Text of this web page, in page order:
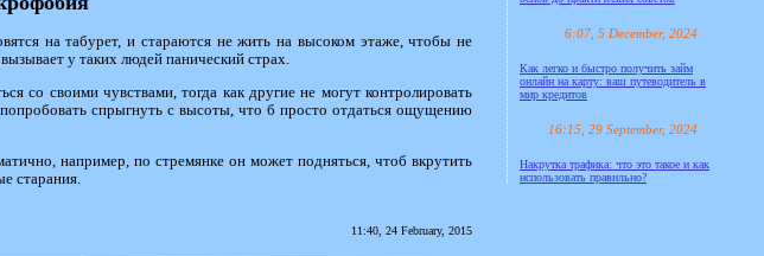
на табурет, и стараются не жить на высоком этаже, чтобы не
у таких людей панический страх.
со своими чувствами, тогда как другие не могут контролировать
спрыгнуть с высоты, что б просто отдаться ощущению
например, по стремянке он может подняться, чтоб вкрутить
старания.
11:40, 24 February, 2015
6:07, 5 December, 2024
Как легко и быстро получить займ
онлайн на карту: ваш путеводитель в
мир кредитов
16:15, 29 September, 2024
Накрутка трафика: что это такое и как
использовать правильно?